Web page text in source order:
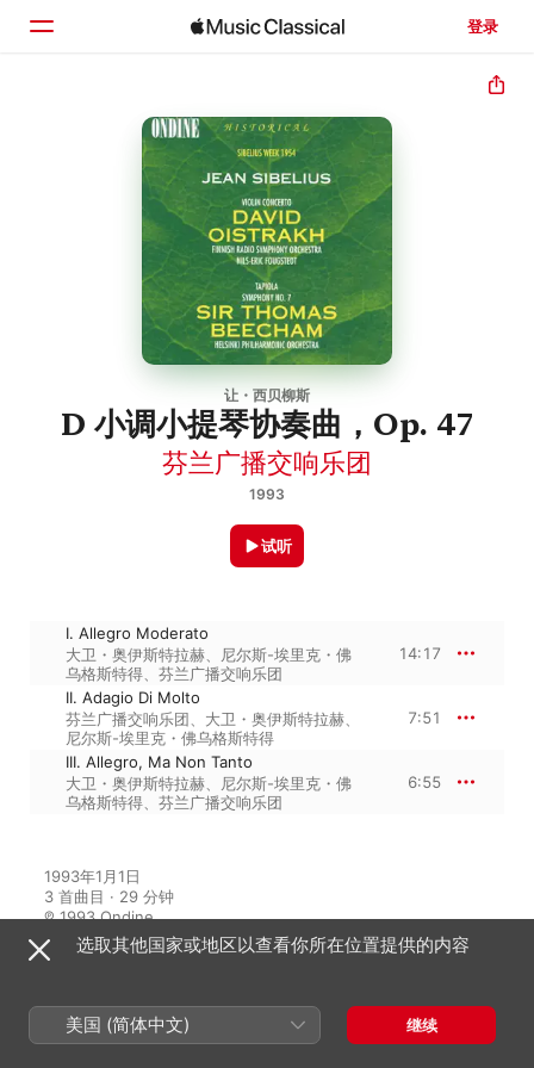
登录
让・西贝柳斯
D 小调小提琴协奏曲，Op. 47
芬兰广播交响乐团
1993
试听
I. Allegro Moderato
大卫・奥伊斯特拉赫
尼尔斯-埃里克・佛
乌格斯特得
芬兰广播交响乐团
14:17
II. Adagio Di Molto
芬兰广播交响乐团
大卫・奥伊斯特拉赫
尼尔斯-埃里克・佛乌格斯特得
7:51
III. Allegro, Ma Non Tanto
大卫・奥伊斯特拉赫
尼尔斯-埃里克・佛
乌格斯特得
芬兰广播交响乐团
6:55
1993年1月1日
3 首曲目 · 29 分钟
℗ 1993 Ondine
来自专辑
选取其他国家或地区以查看你所在位置提供的内容
美国 (简体中文) 继续